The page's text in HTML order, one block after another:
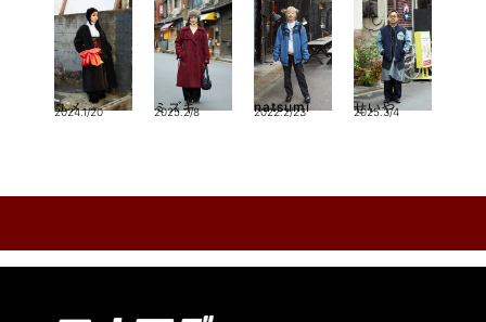
ユメ
2024.1/20 ミズキ
2025.2/8 natsumi
2022.2/23 せいや
2025.3/4